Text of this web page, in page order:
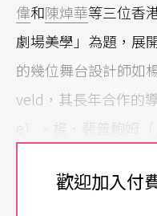
偉和陳焯華等三位香
劇場美學」為題，展
的幾位舞台設計師如
veld，其長年合作的
e）、楊．裴普鮑姆
演為歐斯特麥耶
布洛克（Anna
歡迎加入付